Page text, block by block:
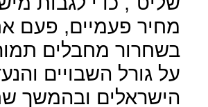
מחיר פעמיים, פעם
בשחרור מחבלים
על גורל השבויים
הישראלים ובהמשך